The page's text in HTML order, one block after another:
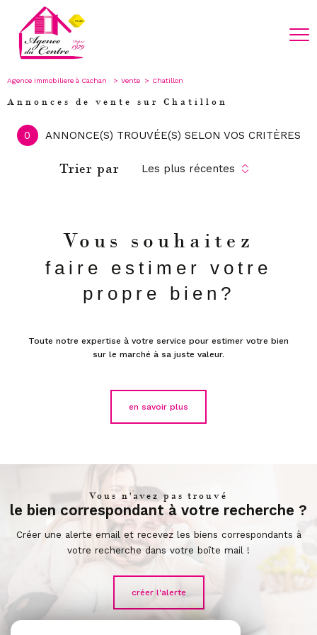
Agence immobiliere à Cachan Vente Chatillon
Annonces de vente sur Chatillon
0 ANNONCE(S) TROUVÉE(S) SELON VOS CRITÈRES
Trier par Les plus récentes
Vous souhaitez
faire estimer votre
propre bien?
Toute notre expertise à votre service pour estimer votre bien
sur le marché à sa juste valeur.
en savoir plus
Vous n'avez pas trouvé
le bien correspondant à votre recherche ?
Créer une alerte email et recevez les biens correspondants à
votre recherche dans votre boîte mail !
créer l'alerte